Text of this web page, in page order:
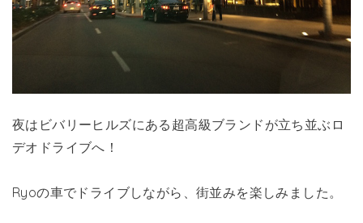
夜はビバリーヒルズにある超高級ブランドが立ち並ぶロ
デオドライブへ！
Ryoの車でドライブしながら、街並みを楽しみました。